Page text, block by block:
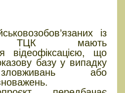
із
ТЦК мають
відеофіксацією, що
базу у випадку
або